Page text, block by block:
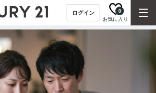
ログイン
お気に入り
0